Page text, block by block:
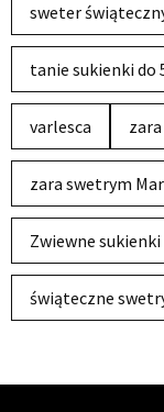
sweter
tanie sukienki do
varlesca
zara swetrym
Zwiewne
świąteczne